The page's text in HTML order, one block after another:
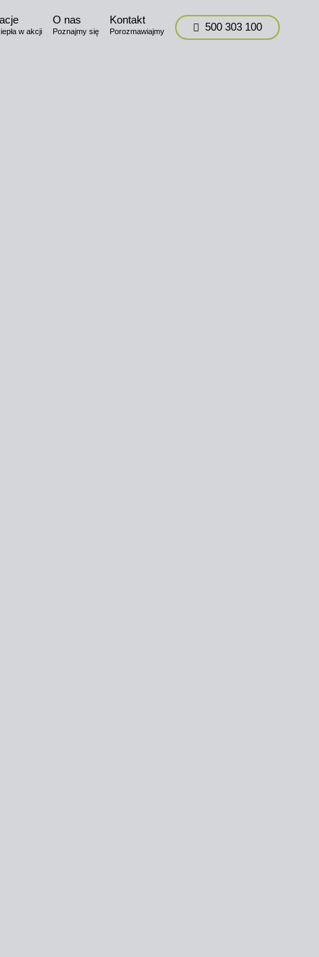
w akcji
O nas
Poznajmy się
Kontakt
Porozmawiajmy 500 303 100